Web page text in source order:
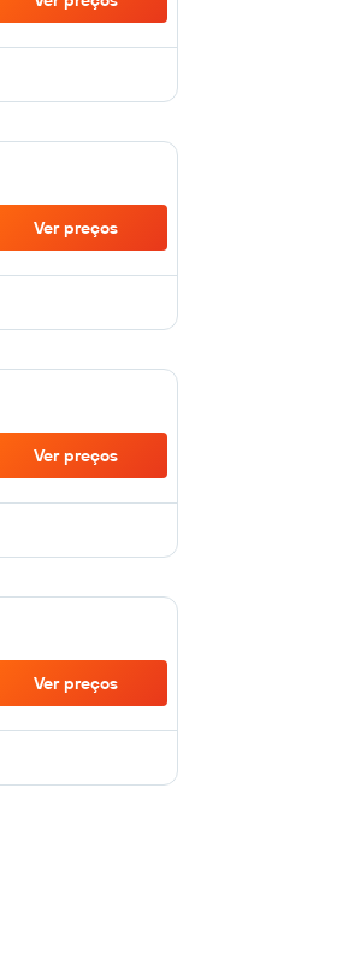
Ver preços
Ver preços
Ver preços